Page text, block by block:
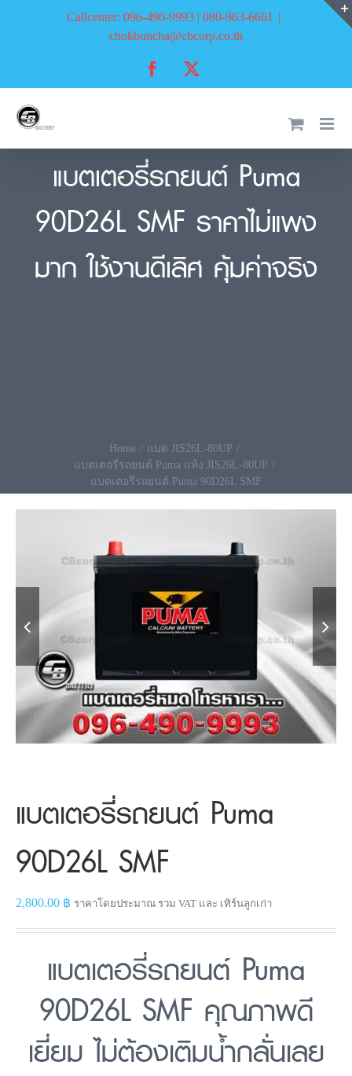
Callcenter: 096-490-9993 | 080-963-6661 |
chokbuncha@cbcorp.co.th
Facebook
แบตเตอรี่รถยนต์ Puma
90D26L SMF ราคาไม่แพง
มาก ใช้งานดีเลิศ คุ้มค่าจริง
Home
แบต JIS26L-80UP
แบตเตอรี่รถยนต์ Puma แห้ง JIS26L-80UP
แบตเตอรี่รถยนต์ Puma 90D26L SMF
 
แบตเตอรี่รถยนต์ Puma
90D26L SMF
2,800.00 ฿ ราคาโดยประมาณ รวม VAT และ เทิร์นลูกเก่า
แบตเตอรี่รถยนต์ Puma
90D26L SMF คุณภาพดี
เยี่ยม ไม่ต้องเติมน้ำกลั่นเลย